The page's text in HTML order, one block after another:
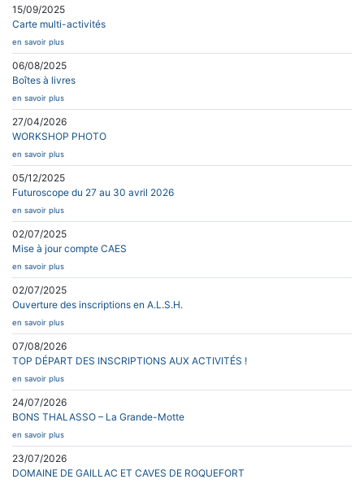
15/09/2025
Carte multi-activités
en savoir plus
06/08/2025
Boîtes à livres
en savoir plus
27/04/2026
WORKSHOP PHOTO
en savoir plus
05/12/2025
Futuroscope du 27 au 30 avril 2026
en savoir plus
02/07/2025
Mise à jour compte CAES
en savoir plus
02/07/2025
Ouverture des inscriptions en A.L.S.H.
en savoir plus
07/08/2026
TOP DÉPART DES INSCRIPTIONS AUX ACTIVITÉS !
en savoir plus
24/07/2026
BONS THALASSO – La Grande-Motte
en savoir plus
23/07/2026
DOMAINE DE GAILLAC ET CAVES DE ROQUEFORT